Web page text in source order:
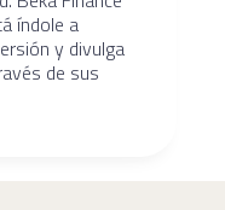
índole a
y divulga
de sus